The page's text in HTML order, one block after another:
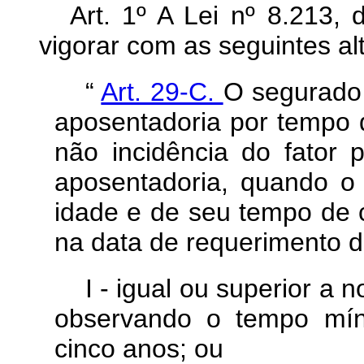
Art. 1º A Lei nº 8.213,
vigorar com as seguintes
“Art. 29-C. O
aposentadoria por
não incidência do fator
aposentadoria, quando
idade e de seu tempo de
na data de requerimento
I - igual ou superior a
observando o tempo
cinco anos; ou